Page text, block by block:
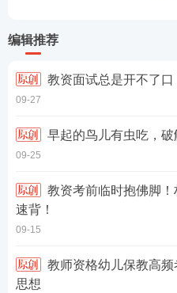
编辑推荐
教资面试总是开不了口
09-27
早起的鸟儿有虫吃，破
09-25
速背！
09-15
思想